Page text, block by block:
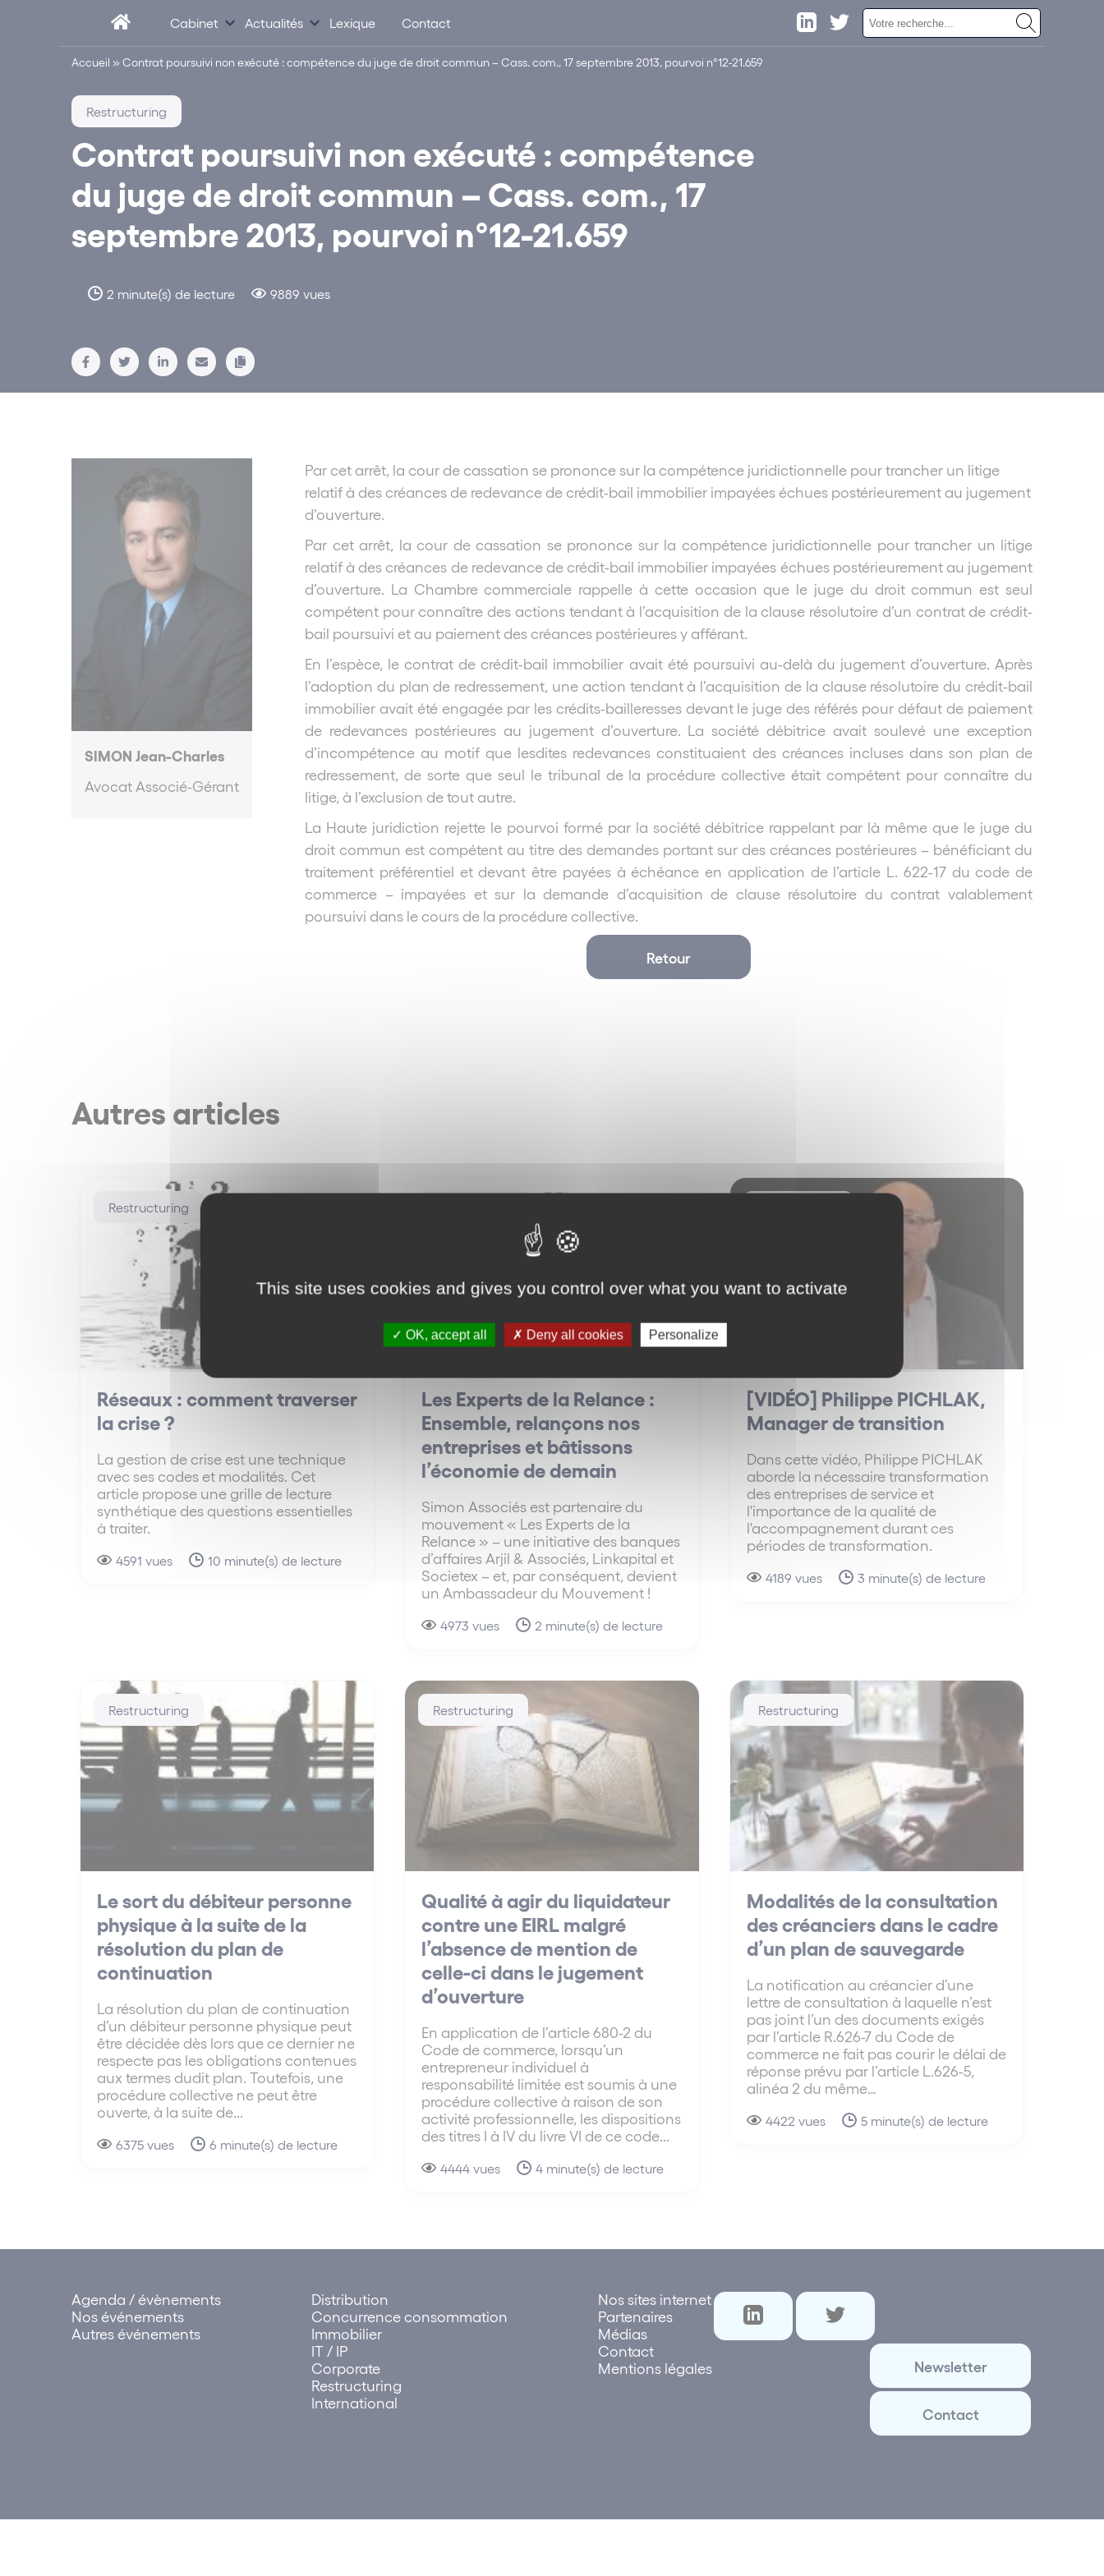
Cabinet Actualités Lexique Contact
Accueil »Contrat poursuivi non exécuté : compétence du juge de droit commun – Cass. com., 17 septembre 2013, pourvoi n°12-21.659
Contrat poursuivi non exécuté : compétence
du juge de droit commun – Cass. com., 17
septembre 2013, pourvoi n°12-21.659
2 minute(s) de lecture 9889 vues
Restructuring
SIMON Jean-Charles
Avocat Associé-Gérant
Par cet arrêt, la cour de cassation se prononce sur la compétence juridictionnelle pour trancher un litige
relatif à des créances de redevance de crédit-bail immobilier impayées échues postérieurement au jugement
d’ouverture.
Par cet arrêt, la cour de cassation se prononce sur la compétence juridictionnelle pour trancher un litige
relatif à des créances de redevance de crédit-bail immobilier impayées échues postérieurement au jugement
d’ouverture. La Chambre commerciale rappelle à cette occasion que le juge du droit commun est seul
compétent pour connaître des actions tendant à l’acquisition de la clause résolutoire d’un contrat de crédit-
bail poursuivi et au paiement des créances postérieures y afférant.
En l’espèce, le contrat de crédit-bail immobilier avait été poursuivi au-delà du jugement d’ouverture. Après
l’adoption du plan de redressement, une action tendant à l’acquisition de la clause résolutoire du crédit-bail
immobilier avait été engagée par les crédits-bailleresses devant le juge des référés pour défaut de paiement
de redevances postérieures au jugement d’ouverture. La société débitrice avait soulevé une exception
d’incompétence au motif que lesdites redevances constituaient des créances incluses dans son plan de
redressement, de sorte que seul le tribunal de la procédure collective était compétent pour connaître du
litige, à l’exclusion de tout autre.
La Haute juridiction rejette le pourvoi formé par la société débitrice rappelant par là même que le juge du
droit commun est compétent au titre des demandes portant sur des créances postérieures – bénéficiant du
traitement préférentiel et devant être payées à échéance en application de l’article L. 622-17 du code de
commerce – impayées et sur la demande d’acquisition de clause résolutoire du contrat valablement
poursuivi dans le cours de la procédure collective.
Retour
Autres articles
Restructuring
Réseaux : comment traverser
la crise ?
La gestion de crise est une technique
avec ses codes et modalités. Cet
article propose une grille de lecture
synthétique des questions essentielles
à traiter.
4591 vues 10 minute(s) de lecture
Les Experts de la Relance :
Ensemble, relançons nos
entreprises et bâtissons
l’économie de demain
Simon Associés est partenaire du
mouvement « Les Experts de la
Relance » – une initiative des banques
d’affaires Arjil & Associés, Linkapital et
Societex – et, par conséquent, devient
un Ambassadeur du Mouvement !
4973 vues 2 minute(s) de lecture
[VIDÉO] Philippe PICHLAK,
Manager de transition
Dans cette vidéo, Philippe PICHLAK
aborde la nécessaire transformation
des entreprises de service et
l'importance de la qualité de
l'accompagnement durant ces
périodes de transformation.
4189 vues 3 minute(s) de lecture
Restructuring
Le sort du débiteur personne
physique à la suite de la
résolution du plan de
continuation
La résolution du plan de continuation
d’un débiteur personne physique peut
être décidée dès lors que ce dernier ne
respecte pas les obligations contenues
aux termes dudit plan. Toutefois, une
procédure collective ne peut être
ouverte, à la suite de...
6375 vues 6 minute(s) de lecture
Restructuring
Qualité à agir du liquidateur
contre une EIRL malgré
l’absence de mention de
celle-ci dans le jugement
d’ouverture
En application de l’article 680-2 du
Code de commerce, lorsqu’un
entrepreneur individuel à
responsabilité limitée est soumis à une
procédure collective à raison de son
activité professionnelle, les dispositions
des titres I à IV du livre VI de ce code...
4444 vues 4 minute(s) de lecture
Restructuring
Modalités de la consultation
des créanciers dans le cadre
d’un plan de sauvegarde
La notification au créancier d’une
lettre de consultation à laquelle n’est
pas joint l’un des documents exigés
par l’article R.626-7 du Code de
commerce ne fait pas courir le délai de
réponse prévu par l’article L.626-5,
alinéa 2 du même…
4422 vues 5 minute(s) de lecture
Agenda / évènements
Nos événements
Autres événements
Distribution
Concurrence consommation
Immobilier
IT / IP
Corporate
Restructuring
International
Nos sites internet
Partenaires
Médias
Contact
Mentions légales
Newsletter
Contact
This site uses cookies and gives you control over what you want to activate
OK, accept all Deny all cookies Personalize